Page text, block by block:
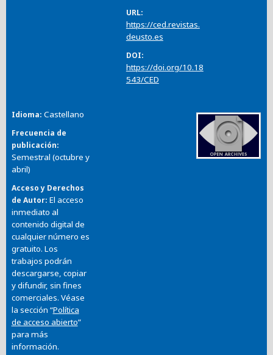
URL
https://ced.revistas.
deusto.es
DOI
https://doi.org/10.18
543/CED
Idioma Castellano
Frecuencia de
publicación
Semestral (octubre y
abril)
Acceso y Derechos
de Autor El acceso
inmediato al
contenido digital de
cualquier número es
gratuito. Los
trabajos podrán
descargarse, copiar
y difundir, sin fines
comerciales. Véase
la sección “Política
de acceso abierto”
para más
información.